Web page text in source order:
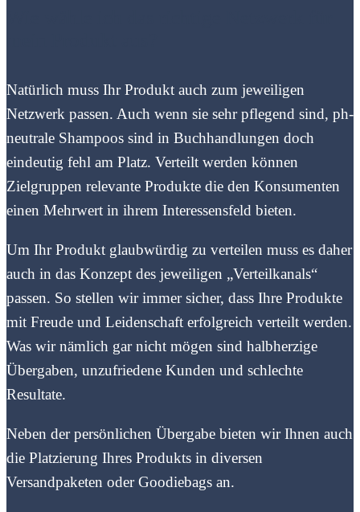
Natürlich muss Ihr Produkt auch zum jeweiligen
Netzwerk passen. Auch wenn sie sehr pflegend sind, ph-
neutrale Shampoos sind in Buchhandlungen doch
eindeutig fehl am Platz. Verteilt werden können
Zielgruppen relevante Produkte die den Konsumenten
einen Mehrwert in ihrem Interessensfeld bieten.
Um Ihr Produkt glaubwürdig zu verteilen muss es daher
auch in das Konzept des jeweiligen „Verteilkanals“
passen. So stellen wir immer sicher, dass Ihre Produkte
mit Freude und Leidenschaft erfolgreich verteilt werden.
Was wir nämlich gar nicht mögen sind halbherzige
Übergaben, unzufriedene Kunden und schlechte
Resultate.
Neben der persönlichen Übergabe bieten wir Ihnen auch
die Platzierung Ihres Produkts in diversen
Versandpaketen oder Goodiebags an.